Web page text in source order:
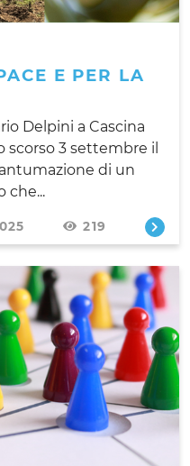
E PER LA
Delpini a Cascina
3 settembre il
di un
che...
219